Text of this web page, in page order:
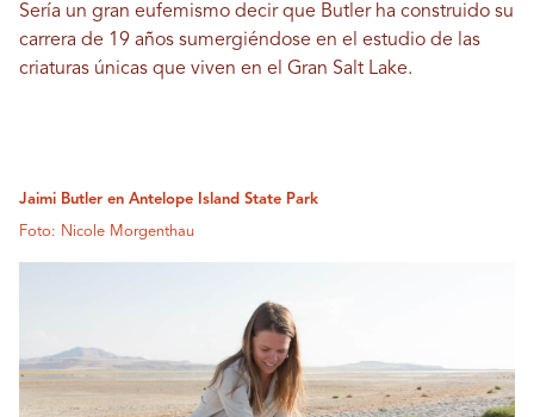
Sería un gran eufemismo decir que Butler ha construido su
carrera de 19 años sumergiéndose en el estudio de las
criaturas únicas que viven en el Gran Salt Lake.
Jaimi Butler en Antelope Island State Park
Foto: Nicole Morgenthau